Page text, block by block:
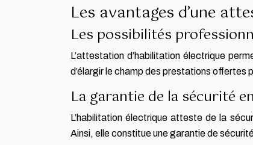
Les avantages d’une
Les possibilités
L’attestation d’habilitation électrique
d’élargir le champ des prestations offertes
La garantie de la sécurité
L’habilitation électrique atteste de la
Ainsi, elle constitue une garantie de